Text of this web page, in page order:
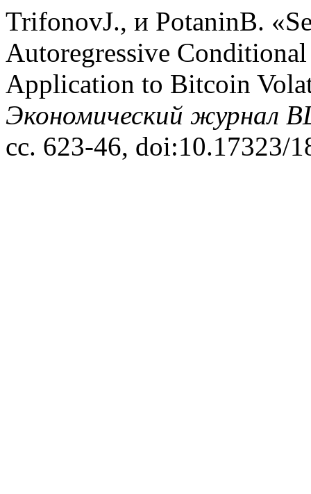
TrifonovJ., и PotaninB.
Autoregressive
Application to Bitcoin
Экономический журнал
сс. 623-46, doi:10.17323/